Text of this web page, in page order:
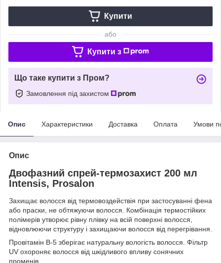
Купити
або
Купити з
Що таке купити з Пром?
Замовлення під захистом
Опис Характеристики Доставка Оплата Умови
Опис
Двофазний спрей-термозахист 200 мл
Intensis, Prosalon
Захищає волосся від термовоздействія при застосуванні фена
або праски, не обтяжуючи волосся. Комбінація термостійких
полімерів утворює рівну плівку на всій поверхні волосся,
відновлюючи структуру і захищаючи волосся від перегрівання.
Провітамін В-5 зберігає натуральну вологість волосся. Фільтр
UV охороняє волосся від шкідливого впливу сонячних
променів.